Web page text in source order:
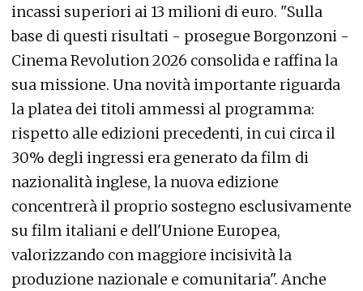
incassi superiori ai 13 milioni di euro. "Sulla
base di questi risultati - prosegue Borgonzoni -
Cinema Revolution 2026 consolida e raffina la
sua missione. Una novità importante riguarda
la platea dei titoli ammessi al programma:
rispetto alle edizioni precedenti, in cui circa il
30% degli ingressi era generato da film di
nazionalità inglese, la nuova edizione
concentrerà il proprio sostegno esclusivamente
su film italiani e dell'Unione Europea,
valorizzando con maggiore incisività la
produzione nazionale e comunitaria". Anche